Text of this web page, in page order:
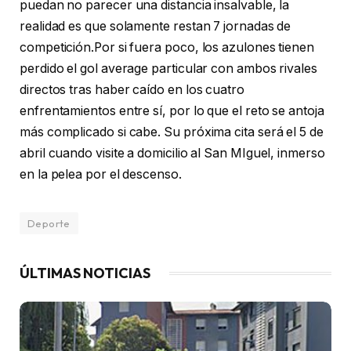
puedan no parecer una distancia insalvable, la
realidad es que solamente restan 7 jornadas de
competición.Por si fuera poco, los azulones tienen
perdido el gol average particular con ambos rivales
directos tras haber caído en los cuatro
enfrentamientos entre sí, por lo que el reto se antoja
más complicado si cabe. Su próxima cita será el 5 de
abril cuando visite a domicilio al San MIguel, inmerso
en la pelea por el descenso.
Deporte
ÚLTIMAS NOTICIAS